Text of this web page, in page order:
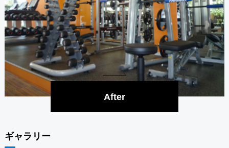
After
ギャラリー